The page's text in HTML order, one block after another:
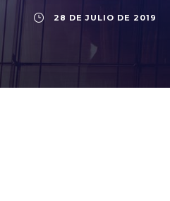
28 DE JULIO DE 2019